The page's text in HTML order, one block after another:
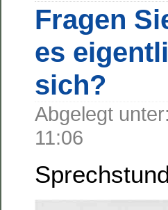
Fragen
es
sich?
Abgelegt unter:
11:06